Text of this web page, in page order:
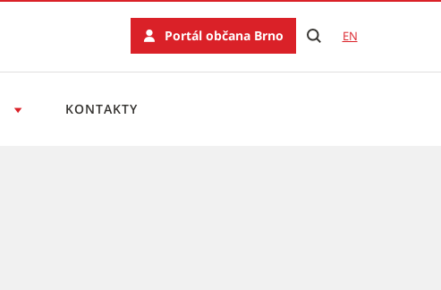
Portál občana Brno EN
KONTAKTY